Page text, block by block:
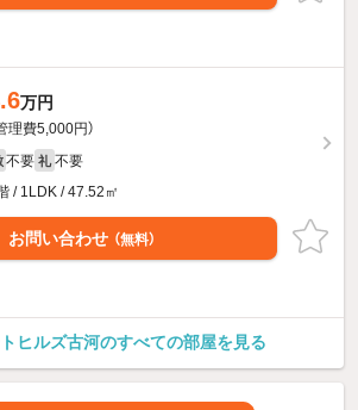
万円
理費5,000円）
不要 礼 不要
/ 1LDK / 47.52㎡
お問い合わせ （無料）
ヒルズ古河のすべての部屋を見る